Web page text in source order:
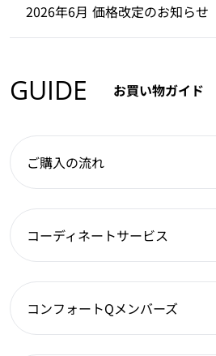
2026年6月 価格改定のお知らせ
GUIDE お買い物ガイド
ご購入の流れ
コーディネートサービス
コンフォートQメンバーズ